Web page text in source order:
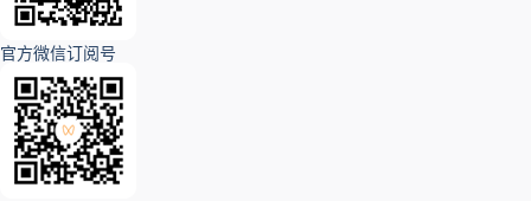
官方微信订阅号